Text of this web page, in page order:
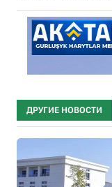
ДРУГИЕ НОВОСТИ